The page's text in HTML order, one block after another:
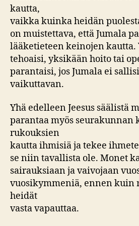
kautta,
vaikka kuinka heidän
on muistettava, että Jumala
lääketieteen keinojen kautta.
tehoaisi, yksikään hoito tai
parantaisi, jos Jumala ei
vaikuttavan.
Yhä edelleen Jeesus säälistä
parantaa myös seurakunnan
rukouksien
kautta ihmisiä ja tekee
se niin tavallista ole. Monet
sairauksiaan ja vaivojaan
vuosikymmeniä, ennen kuin
heidät
vasta vapauttaa.